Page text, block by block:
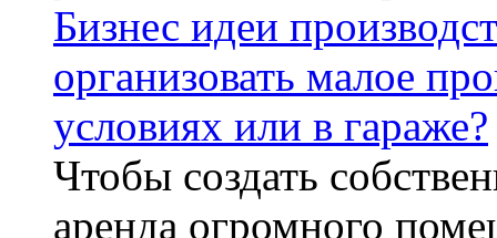
Бизнес идеи
организовать малое
условиях или в гараже?
Чтобы создать
аренда огромного